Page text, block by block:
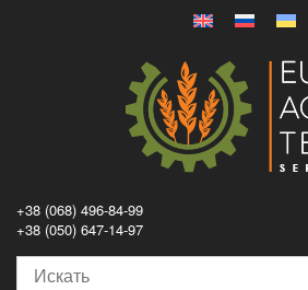
+38 (068) 496-84-99
+38 (050) 647-14-97